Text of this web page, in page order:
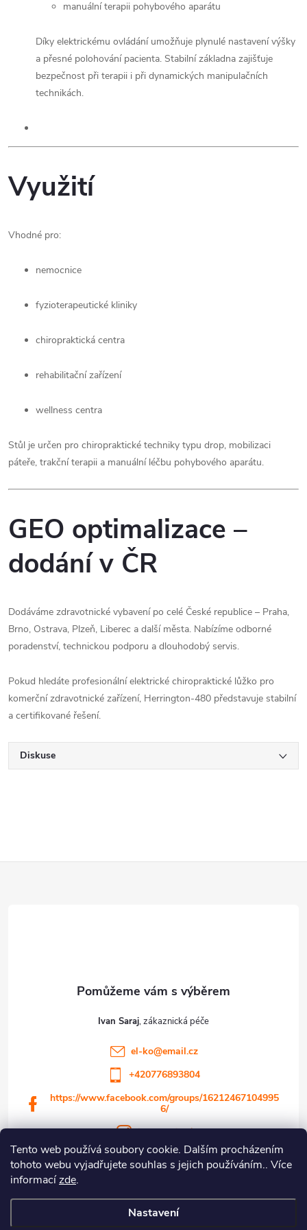
Tento web používá soubory cookie. Dalším procházením
tohoto webu vyjadřujete souhlas s jejich používáním.. Více
informacízde.
Nastavení
manuální terapii pohybového aparátu
Díky elektrickému ovládání umožňuje plynulé nastavení výšky
a přesné polohování pacienta. Stabilní základna zajišťuje
bezpečnost při terapii i při dynamických manipulačních
technikách.
Využití
Vhodné pro:
nemocnice
fyzioterapeutické kliniky
chiropraktická centra
rehabilitační zařízení
wellness centra
Stůl je určen pro chiropraktické techniky typu drop, mobilizaci
páteře, trakční terapii a manuální léčbu pohybového aparátu.
GEO optimalizace –
dodání v ČR
Dodáváme zdravotnické vybavení po celé České republice – Praha,
Brno, Ostrava, Plzeň, Liberec a další města. Nabízíme odborné
poradenství, technickou podporu a dlouhodobý servis.
Pokud hledáte profesionální elektrické chiropraktické lůžko pro
komerční zdravotnické zařízení, Herrington-480 představuje stabilní
a certifikované řešení.
Diskuse
Ivan Saraj
el-ko@email.cz
+420776893804
https://www.facebook.com/groups/16212467104995
6/
ivansaraj23/